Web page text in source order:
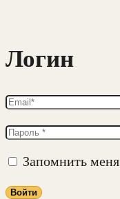
Логин
Запомнить меня
Войти